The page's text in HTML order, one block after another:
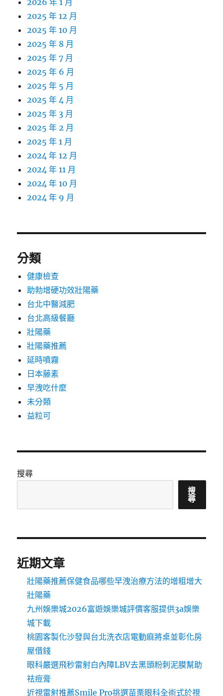
2026 年 1 月
2025 年 12 月
2025 年 10 月
2025 年 8 月
2025 年 7 月
2025 年 6 月
2025 年 5 月
2025 年 4 月
2025 年 3 月
2025 年 2 月
2025 年 1 月
2024 年 12 月
2024 年 11 月
2024 年 10 月
2024 年 9 月
分類
健康檢查
助勃增硬功效壯陽藥
台北中醫減肥
台北高級餐廳
壯陽藥
壯陽藥推薦
延時噴霧
日本藤素
早洩吃什麼
未分類
益粒可
搜尋
搜
尋
近期文章
壯陽藥推薦保健食品哪些早洩治療方法的增粗增大
壯陽藥
九州娛樂城2026富遊娛樂城評價客服提供3a娛樂
城下載
桃園客製化沙發與台北洗衣店電動麻將桌並彰化房
屋借錢
眼科嚴選飛秒雷射白內障LBV去黑頭粉刺泥膜幫助
祛痘膏
近視雷射推薦Smile Pro挑選苗栗眼科全術式於視